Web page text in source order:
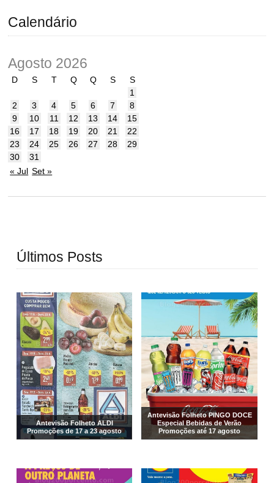
Calendário
Agosto 2026
D S T Q Q S
S
1
2
3 4 5 6 7
8
9
10 11 12 13 14
15
16
17 18 19 20 21
22
23
24 25 26 27 28
29
30
31
« Jul Set »
Últimos Posts
Antevisão Folheto ALDI
Promoções de 17 a 23 agosto
Antevisão Folheto PINGO DOCE
Especial Bebidas de Verão
Promoções até 17 agosto